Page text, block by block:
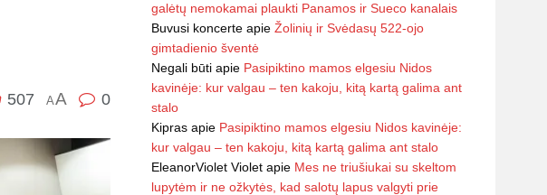
507 AA 0
galėtų nemokamai plaukti Panamos ir Sueco kanalais
Buvusi koncerte apie Žolinių ir Svėdasų 522-ojo
gimtadienio šventė
Negali būti apie Pasipiktino mamos elgesiu Nidos
kavinėje: kur valgau – ten kakoju, kitą kartą galima ant
stalo
Kipras apie Pasipiktino mamos elgesiu Nidos kavinėje:
kur valgau – ten kakoju, kitą kartą galima ant stalo
EleanorViolet Violet apie Mes ne triušiukai su skeltom
lupytėm ir ne ožkytės, kad salotų lapus valgyti prie